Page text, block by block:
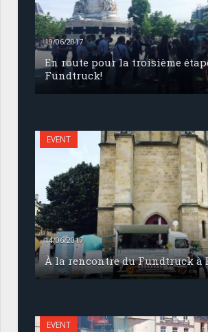
19/06/2017
En route pour la troisième
Fundtruck!
EVENT
14/06/2017
À la rencontre du Fundtruck à
EVENT